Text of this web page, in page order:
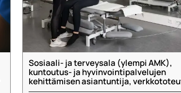
Sosiaali- ja terveysala (ylempi AMK),
kuntoutus- ja hyvinvointipalvelujen
kehittämisen asiantuntija,